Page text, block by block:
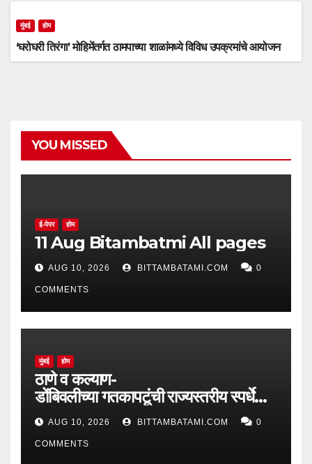
मुंबई होम
‘घरोघरी तिरंगा’ मोहिमेंतर्गत ठामपाच्या शाळांमध्ये विविध उपक्रमांचे आयोजन
YOU MISSED
ई-पेपर होम
11 Aug Bitambatmi All pages
AUG 10, 2026 BITTAMBATAMI.COM 0
COMMENTS
मुंबई होम
ठाणे व कल्याण-
डोंबिवलीच्या गतकापटूंची राज्यस्तरीय स्पर्धेकडे
दमदार वाटचाल
AUG 10, 2026 BITTAMBATAMI.COM 0
COMMENTS